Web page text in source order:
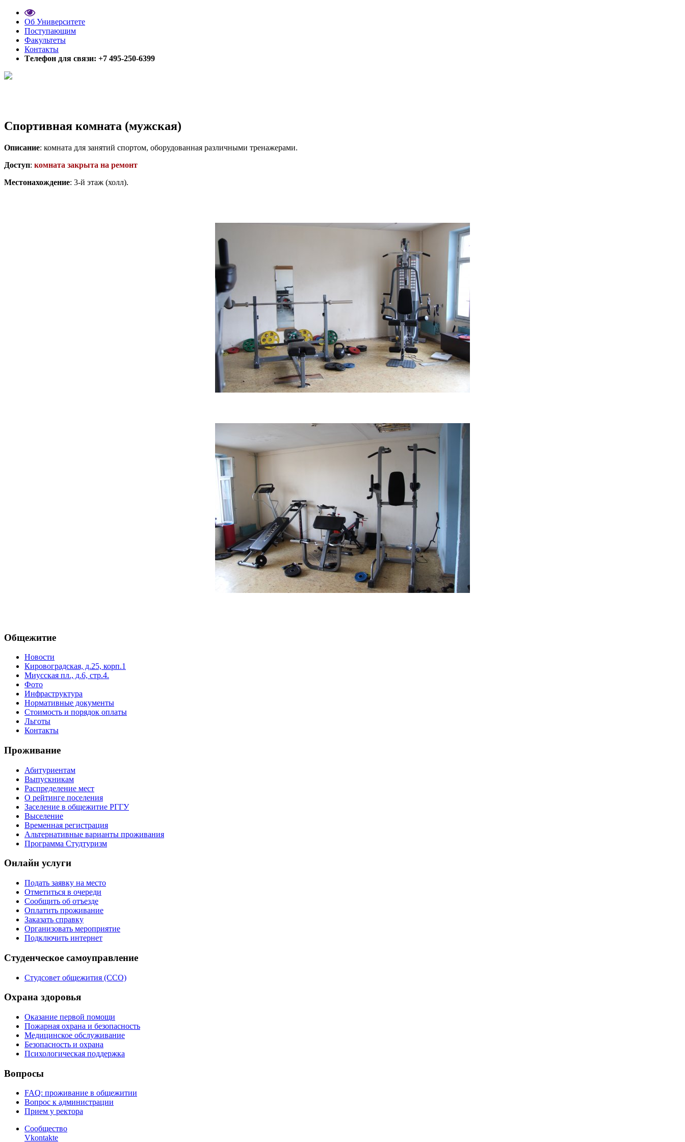
Об Университете
Поступающим
Факультеты
Контакты
Tелефон для связи: +7 495-250-6399
Спортивная комната (мужская)
Описание: комната для занятий спортом, оборудованная различными тренажерами.
Доступ: комната закрыта на ремонт
Местонахождение: 3-й этаж (холл).
Общежитие
Новости
Кировоградская, д.25, корп.1
Миусская пл., д.6, стр.4.
Фото
Инфраструктура
Нормативные документы
Стоимость и порядок оплаты
Льготы
Контакты
Проживание
Абитуриентам
Выпускникам
Распределение мест
О рейтинге поселения
Заселение в общежитие РГГУ
Выселение
Временная регистрация
Альтернативные варианты проживания
Программа Студтуризм
Онлайн услуги
Подать заявку на место
Отметиться в очереди
Сообщить об отъезде
Оплатить проживание
Заказать справку
Организовать мероприятие
Подключить интернет
Студенческое самоуправление
Студсовет общежития (ССО)
Охрана здоровья
Оказание первой помощи
Пожарная охрана и безопасность
Медицинское обслуживание
Безопасность и охрана
Психологическая поддержка
Вопросы
FAQ: проживание в общежитии
Вопрос к администрации
Прием у ректора
Сообщество
Vkontakte